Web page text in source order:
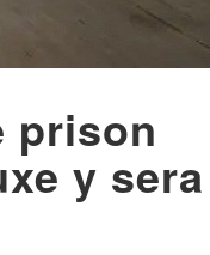
prison
y sera